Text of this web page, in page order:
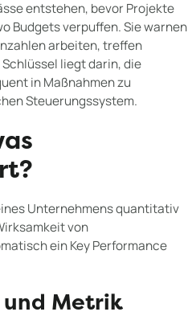
entstehen, bevor Projekte
Budgets verpuffen. Sie warnen
arbeiten, treffen
liegt darin, die
in Maßnahmen zu
Steuerungssystem.
Unternehmens quantitativ
von
ein Key Performance
und Metrik